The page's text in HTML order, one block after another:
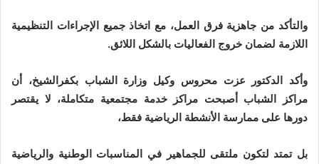
والتأكد من جاهزية فرق العمل، مع اتخاذ جميع الإجراءات التنظيمية
اللازمة لضمان خروج الفعاليات بالشكل اللائق.
وأكد الدكتور عزت محروس وكيل وزارة الشباب بكفرالشيخ، أن
مراكز الشباب أصبحت مراكز خدمة مجتمعية متكاملة، لا يقتصر
دورها على ممارسة الأنشطة الرياضية فقط،
بل تمتد لتكون ملتقى للجماهير في المناسبات الوطنية والرياضية